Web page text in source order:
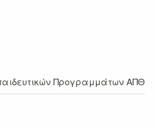
Προγραμμάτων ΑΠΘ